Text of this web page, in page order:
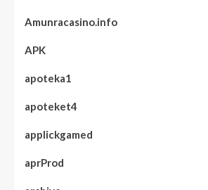
Amunracasino.info
APK
apoteka1
apoteket4
applickgamed
aprProd